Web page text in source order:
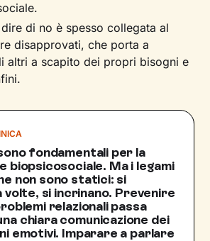
di no è spesso collegata al
disapprovati, che porta a
altri a scapito dei propri bisogni e
fondamentali per la
biopsicosociale. Ma i legami
non sono statici: si
volte, si incrinano. Prevenire
relazionali passa
chiara comunicazione dei
emotivi. Imparare a parlare